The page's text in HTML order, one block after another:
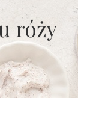
róży